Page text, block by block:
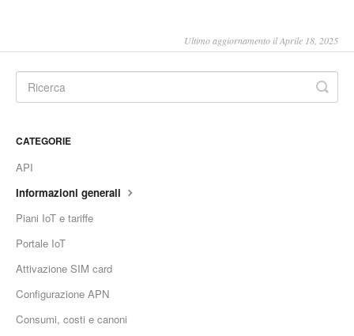
Ultimo aggiornamento il Aprile 18, 2025
CATEGORIE
API
Informazioni generali
Piani IoT e tariffe
Portale IoT
Attivazione SIM card
Configurazione APN
Consumi, costi e canoni